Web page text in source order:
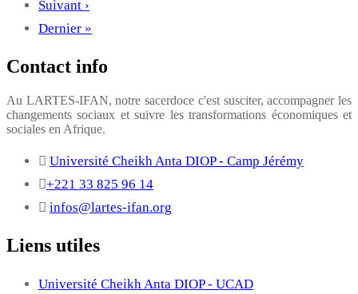
Page
suivante
Suivant ›
Dernière
Dernier »
Contact info
Au LARTES-IFAN, notre sacerdoce c'est susciter, accompagner les
changements sociaux et suivre les transformations économiques et
sociales en Afrique.
Université Cheikh Anta DIOP - Camp Jérémy
+221 33 825 96 14
infos@lartes-ifan.org
Liens utiles
Université Cheikh Anta DIOP - UCAD